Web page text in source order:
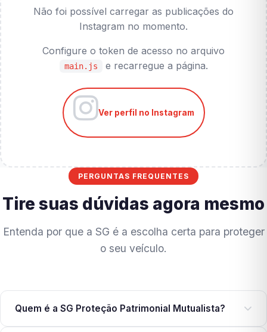
Não foi possível carregar as publicações do
Instagram no momento.
Configure o token de acesso no arquivo
main.js e recarregue a página.
Ver perfil no Instagram
PERGUNTAS FREQUENTES
Tire suas dúvidas agora mesmo
Entenda por que a SG é a escolha certa para proteger
o seu veículo.
Quem é a SG Proteção Patrimonial Mutualista?